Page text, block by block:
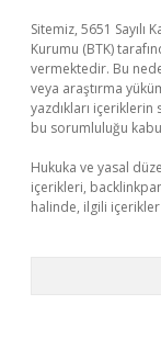
Sitemiz, 5651
Kurumu (BTK)
vermektedir. Bu
veya araştırma
yazdıkları
bu sorumluluğu
Hukuka ve yasal
içerikleri,
halinde, ilgili